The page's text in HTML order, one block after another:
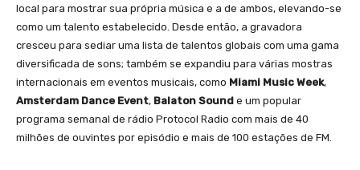
local para mostrar sua própria música e a de ambos, elevando-se
como um talento estabelecido. Desde então, a gravadora
cresceu para sediar uma lista de talentos globais com uma gama
diversificada de sons; também se expandiu para várias mostras
internacionais em eventos musicais, como Miami Music Week,
Amsterdam Dance Event, Balaton Sound e um popular
programa semanal de rádio Protocol Radio com mais de 40
milhões de ouvintes por episódio e mais de 100 estações de FM.